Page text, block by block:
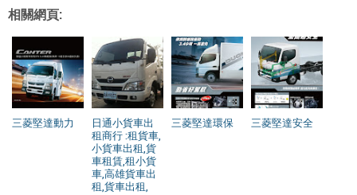
相關網頁:
三菱堅達動力
日通小貨車出
租商行 :租貨車,
小貨車出租,貨
車租賃,租小貨
車,高雄貨車出
租,貨車出租,
三菱堅達環保 三菱堅達安全